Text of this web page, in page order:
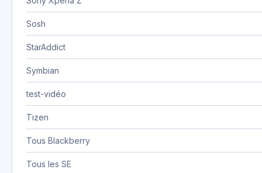
Sosh
StarAddict
Symbian
test-vidéo
Tizen
Tous Blackberry
Tous les SE